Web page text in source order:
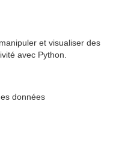
et visualiser des
avec Python.
données